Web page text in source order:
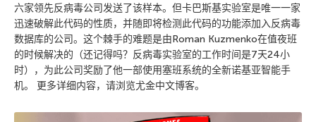
六家领先反病毒公司发送了该样本。但卡巴斯基实验室是唯一一家
迅速破解此代码的性质，并随即将检测此代码的功能添加入反病毒
数据库的公司。这个棘手的难题是由Roman Kuzmenko在值夜班
的时候解决的（还记得吗？反病毒实验室的工作时间是7天24小
时），为此公司奖励了他一部使用塞班系统的全新诺基亚智能手
机。 更多详细内容，请浏览尤金中文博客。